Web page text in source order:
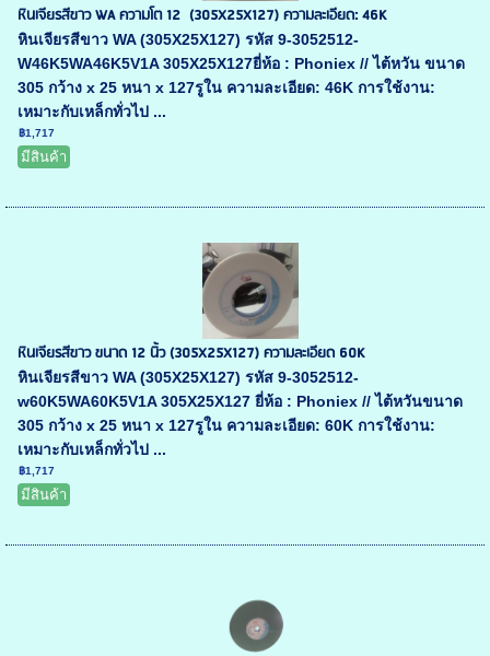
หินเจียรสีขาว WA ความโต 12 (305X25X127) ความละเอียด: 46K
หินเจียรสีขาว WA (305X25X127) รหัส 9-3052512-
W46K5WA46K5V1A 305X25X127ยี่ห้อ : Phoniex // ไต้หวัน ขนาด
305 กว้าง x 25 หนา x 127รูใน ความละเอียด: 46K การใช้งาน:
เหมาะกับเหล็กทั่วไป ...
฿1,717
มีสินค้า
หินเจียรสีขาว ขนาด 12 นิ้ว (305X25X127) ความละเอียด 60K
หินเจียรสีขาว WA (305X25X127) รหัส 9-3052512-
w60K5WA60K5V1A 305X25X127 ยี่ห้อ : Phoniex // ไต้หวันขนาด
305 กว้าง x 25 หนา x 127รูใน ความละเอียด: 60K การใช้งาน:
เหมาะกับเหล็กทั่วไป ...
฿1,717
มีสินค้า